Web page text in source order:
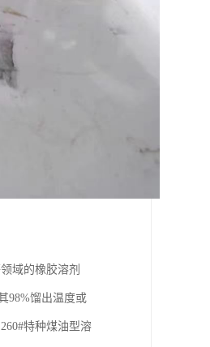
域的橡胶溶剂
98%馏出温度或
特种煤油型溶